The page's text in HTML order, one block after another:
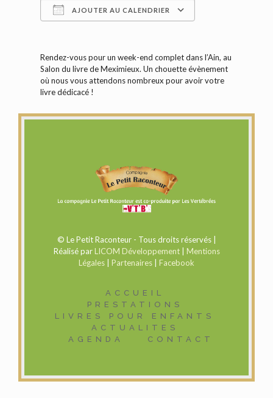
AJOUTER AU CALENDRIER
Rendez-vous pour un week-end complet dans l’Ain, au
Salon du livre de Meximieux. Un chouette évènement
où nous vous attendons nombreux pour avoir votre
livre dédicacé !
© Le Petit Raconteur - Tous droits réservés |
Réalisé parLICOM Développement| Mentions
Légales
Partenaires Facebook
ACCUEIL
PRESTATIONS
LIVRES POUR ENFANTS
ACTUALITES
AGENDA
CONTACT